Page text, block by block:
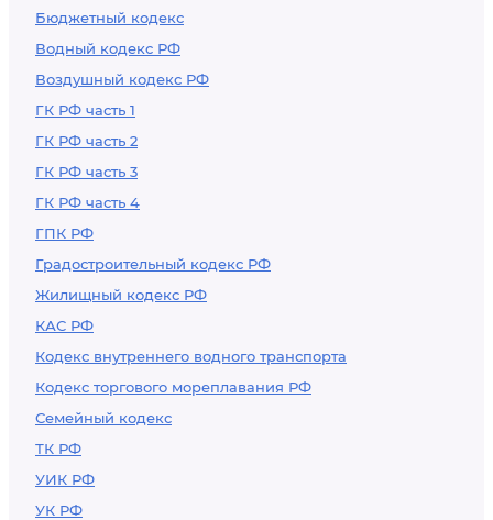
Бюджетный кодекс
Водный кодекс РФ
Воздушный кодекс РФ
ГК РФ часть 1
ГК РФ часть 2
ГК РФ часть 3
ГК РФ часть 4
ГПК РФ
Градостроительный кодекс РФ
Жилищный кодекс РФ
КАС РФ
Кодекс внутреннего водного транспорта
Кодекс торгового мореплавания РФ
Семейный кодекс
ТК РФ
УИК РФ
УК РФ